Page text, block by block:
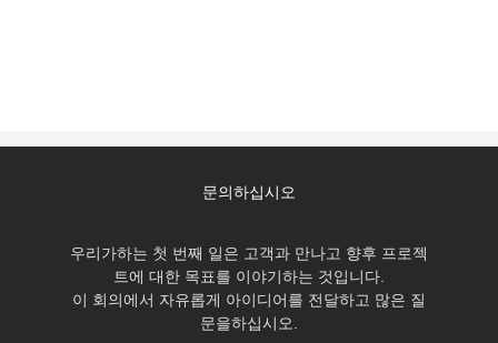
문의하십시오
우리가하는 첫 번째 일은 고객과 만나고 향후 프로젝
트에 대한 목표를 이야기하는 것입니다.
이 회의에서 자유롭게 아이디어를 전달하고 많은 질
문을하십시오.